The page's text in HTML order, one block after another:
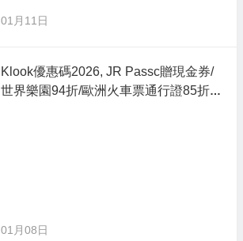
01月11日
Klook優惠碼2026, JR Passc贈現金券/
世界樂園94折/歐洲火車票通行證85折,
01月08日